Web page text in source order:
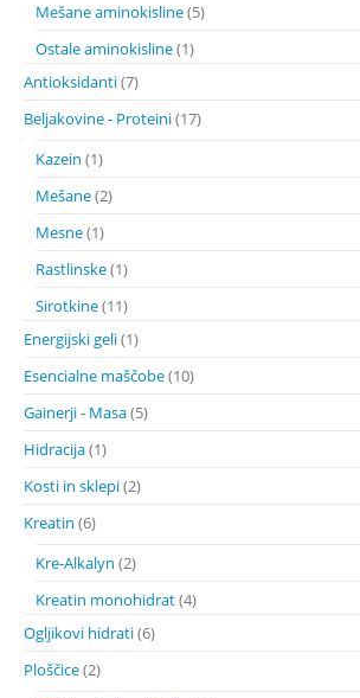
Mešane aminokisline(5)
Ostale aminokisline(1)
Antioksidanti(7)
Beljakovine - Proteini(17)
Kazein (1)
Mešane(2)
Mesne(1)
Rastlinske(1)
Sirotkine(11)
Energijski geli(1)
Esencialne maščobe(10)
Gainerji - Masa(5)
Hidracija(1)
Kosti in sklepi(2)
Kreatin (6)
Kre-Alkalyn (2)
Kreatin monohidrat(4)
Ogljikovi hidrati(6)
Ploščice(2)